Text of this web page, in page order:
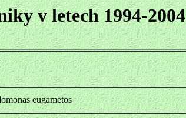
v letech 1994-2004
eugametos